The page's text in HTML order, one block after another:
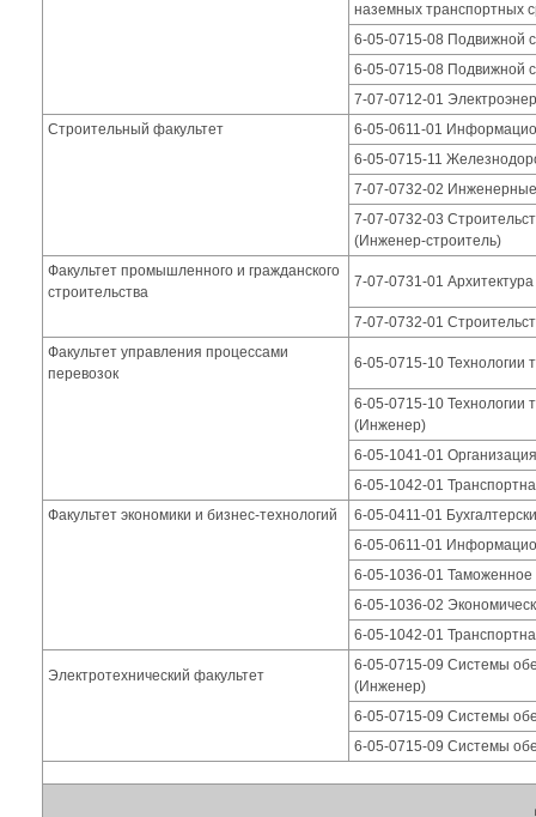
наземных транспортных
6-05-0715-08 Подвижной
6-05-0715-08 Подвижной
7-07-0712-01
Строительный факультет
6-05-0611-01
6-05-0715-11
7-07-0732-02
7-07-0732-03
(Инженер-строитель)
Факультет промышленного и гражданского
строительства
7-07-0731-01
7-07-0732-01
Факультет управления процессами
перевозок
6-05-0715-10 Технологии
6-05-0715-10 Технологии
(Инженер)
6-05-1041-01
6-05-1042-01
Факультет экономики и бизнес-технологий
6-05-0411-01
6-05-0611-01
6-05-1036-01 Таможенное
6-05-1036-02
6-05-1042-01
Электротехнический факультет
6-05-0715-09 Системы
(Инженер)
6-05-0715-09 Системы
6-05-0715-09 Системы